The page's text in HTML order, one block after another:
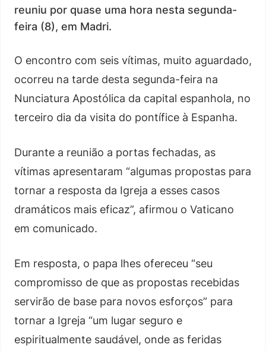
reuniu por quase uma hora nesta segunda-
feira (8), em Madri.
O encontro com seis vítimas, muito aguardado,
ocorreu na tarde desta segunda-feira na
Nunciatura Apostólica da capital espanhola, no
terceiro dia da visita do pontífice à Espanha.
Durante a reunião a portas fechadas, as
vítimas apresentaram “algumas propostas para
tornar a resposta da Igreja a esses casos
dramáticos mais eficaz”, afirmou o Vaticano
em comunicado.
Em resposta, o papa lhes ofereceu “seu
compromisso de que as propostas recebidas
servirão de base para novos esforços” para
tornar a Igreja “um lugar seguro e
espiritualmente saudável, onde as feridas